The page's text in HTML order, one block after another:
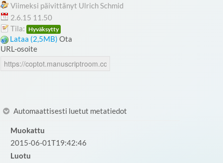
Viimeksi päivittänyt Ulrich Schmid
2.6.15 11.50
Tila: Hyväksytty
Lataa (2,5MB) Ota
URL-osoite
Automaattisesti luetut metatiedot
Muokattu
2015-06-01T19:42:46
Luotu